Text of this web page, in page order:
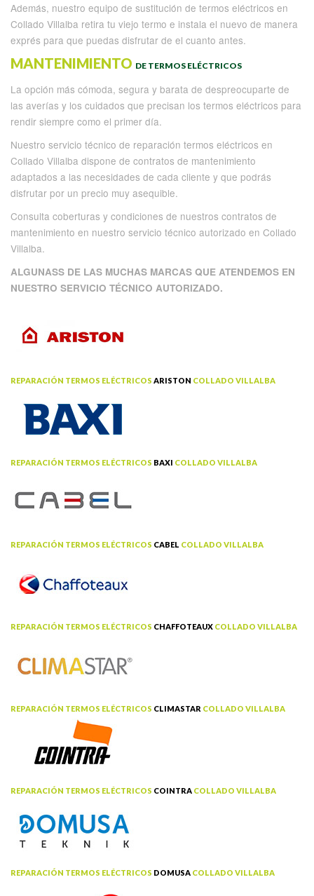
Además, nuestro equipo de sustitución de termos eléctricos en
Collado Villalba retira tu viejo termo e instala el nuevo de manera
exprés para que puedas disfrutar de el cuanto antes.
MANTENIMIENTO DE TERMOS ELÉCTRICOS
La opción más cómoda, segura y barata de despreocuparte de
las averías y los cuidados que precisan los termos eléctricos para
rendir siempre como el primer día.
Nuestro servicio técnico de reparación termos eléctricos en
Collado Villalba dispone de contratos de mantenimiento
adaptados a las necesidades de cada cliente y que podrás
disfrutar por un precio muy asequible.
Consulta coberturas y condiciones de nuestros contratos de
mantenimiento en nuestro servicio técnico autorizado en Collado
Villalba.
ALGUNASS DE LAS MUCHAS MARCAS QUE ATENDEMOS EN
NUESTRO SERVICIO TÉCNICO AUTORIZADO.
REPARACIÓN TERMOS ELÉCTRICOS ARISTON COLLADO VILLALBA
REPARACIÓN TERMOS ELÉCTRICOS BAXI COLLADO VILLALBA
REPARACIÓN TERMOS ELÉCTRICOS CABEL COLLADO VILLALBA
REPARACIÓN TERMOS ELÉCTRICOS CHAFFOTEAUX COLLADO VILLALBA
REPARACIÓN TERMOS ELÉCTRICOS CLIMASTAR COLLADO VILLALBA
REPARACIÓN TERMOS ELÉCTRICOS COINTRA COLLADO VILLALBA
REPARACIÓN TERMOS ELÉCTRICOS DOMUSA COLLADO VILLALBA